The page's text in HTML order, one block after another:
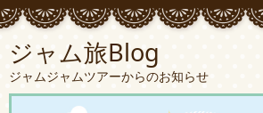
ジャム旅Blog
ジャムジャムツアーからのお知らせ